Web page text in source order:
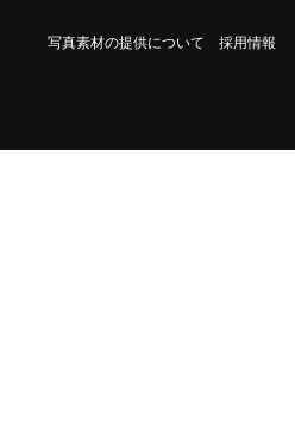
写真素材の提供について 採用情報